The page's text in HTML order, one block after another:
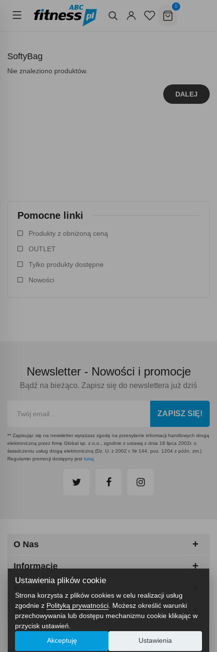
0
Pomocne linki
Produkty z obniżoną ceną
OUTLET
Tylko produkty dostępne
Nowości
SoftyBag
Nie znaleziono produktów.
DALEJ
Newsletter - Nowości i promocje
Bądź na bieżąco. Zapisz się do newslettera już dziś
ZAPISZ SIĘ!
** Zapisując się na newsletter wyrażasz zgodę na przesyłanie informacji handlowych drogą
elektroniczną przez firmę Global sp. z o.o., zgodnie z ustawą z dnia 18 lipca 2002r. o
świadczeniu usług drogą elektroniczną (Dz. U. z 2002 r. Nr 144, poz. 1204 z późn. zm.)
Regulamin promocji dostępny jest tutaj.
O Nas
Informacje
Odbiory Osobiste
Ustawienia plików cookie
Strona korzysta z plików cookies w celu realizacji usług
zgodnie z Polityką prywatności . Możesz określić warunki
przechowywania lub dostępu mechanizmu cookie klikając w
przycisk ustawień.
Akceptuję Ustawienia